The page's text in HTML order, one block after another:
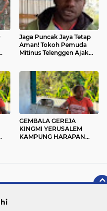
Jaga Puncak Jaya Tetap
Aman! Tokoh Pemuda
Mitinus Telenggen Ajak
GEMBALA GEREJA
KINGMI YERUSALEM
KAMPUNG HARAPAN